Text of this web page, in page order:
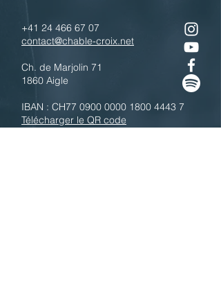
+41 24 466 67 07
contact@chable-croix.net
Ch. de Marjolin 71
1860 Aigle
IBAN : CH77 0900 0000 1800 4443 7
Télécharger le QR code